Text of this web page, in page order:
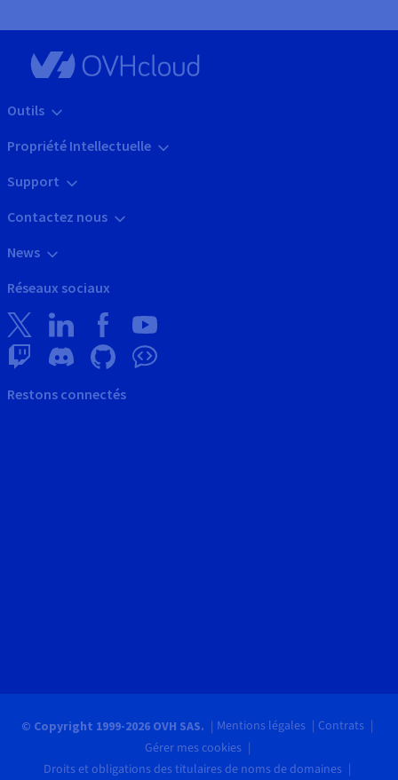
Outils
Propriété Intellectuelle
Support
Contactez nous
News
Réseaux sociaux
Restons connectés
© Copyright 1999-2026 OVH SAS. Mentions légales
Contrats
Gérer mes cookies
Droits et obligations des titulaires de noms de domaines